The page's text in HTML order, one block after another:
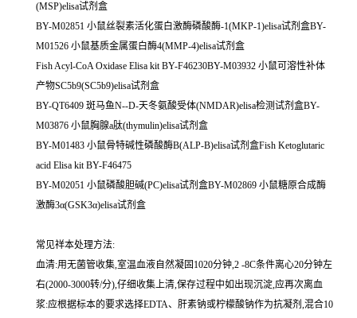
(MSP)elisa试剂盒
BY-M02851 小鼠丝裂素活化蛋白激酶磷酸酶-1(MKP-1)elisa试剂盒BY-
M01526 小鼠基质金属蛋白酶4(MMP-4)elisa试剂盒
Fish Acyl-CoA Oxidase Elisa kit BY-F46230BY-M03932 小鼠可溶性补体
产物SC5b9(SC5b9)elisa试剂盒
BY-QT6409 斑马鱼N--D-天冬氨酸受体(NMDAR)elisa检测试剂盒BY-
M03876 小鼠胸腺a肽(thymulin)elisa试剂盒
BY-M01483 小鼠骨特碱性磷酸酶B(ALP-B)elisa试剂盒Fish Ketoglutaric
acid Elisa kit BY-F46475
BY-M02051 小鼠磷酸胆碱(PC)elisa试剂盒BY-M02869 小鼠糖原合成酶
激酶3α(GSK3α)elisa试剂盒
常见祥本处理方法:
血清:用无菌管收集,室温血液自然凝固1020分钟,2 -8C条件离心20分钟左
右(2000-3000转/分),仔细收集上清,保存过程中如出现沉淀,应再次离血
浆:应根据标本的要求选择EDTA、肝素钠或柠檬酸钠作为抗凝剂,混合10